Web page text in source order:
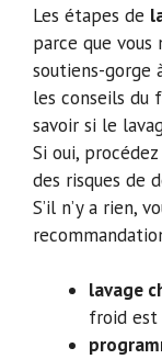
Les étapes de
parce que vous
soutiens-gorge
les conseils du
savoir si le
Si oui,
des risques de
S’il n’y a rien,
lavage
froid est